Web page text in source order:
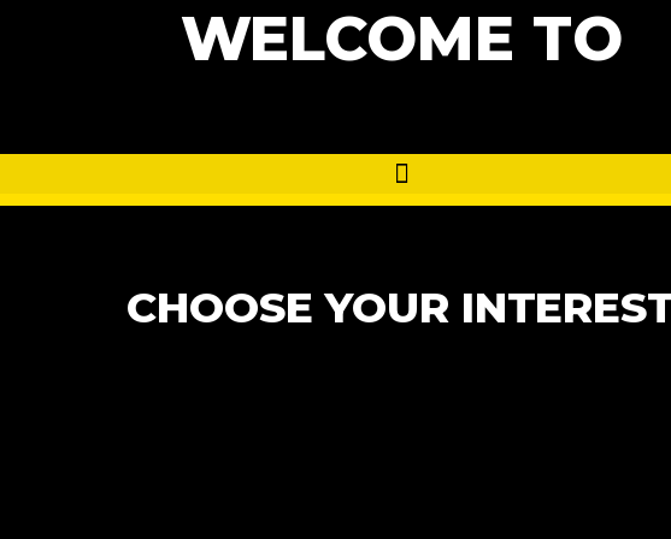
WELCOME TO
CHOOSE YOUR